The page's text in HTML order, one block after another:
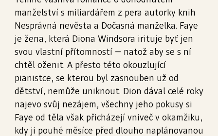
manželství s miliardářem z pera autorky knih
Nesprávná nevěsta a Dočasná manželka. Faye
je žena, která Diona Windsora irituje byť jen
svou vlastní přítomností – natož aby se s ní
chtěl oženit. A přesto této okouzlující
pianistce, se kterou byl zasnouben už od
dětství, nemůže uniknout. Dion dával celé roky
najevo svůj nezájem, všechny jeho pokusy si
Faye od těla však přicházejí vniveč v okamžiku,
kdy ji pouhé měsíce před dlouho naplánovanou